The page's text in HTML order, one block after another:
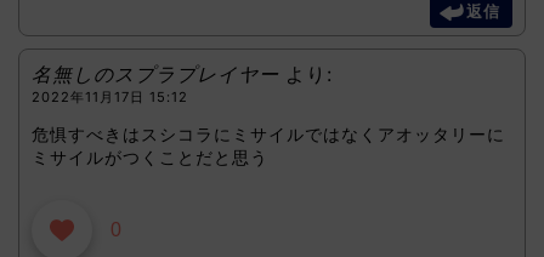
返信
名無しのスプラプレイヤー より:
2022年11月17日 15:12
危惧すべきはスシコラにミサイルではなくアオッタリーに
ミサイルがつくことだと思う
0